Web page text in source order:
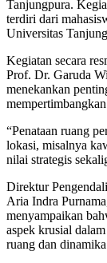
Tanjungpura.
terdiri dari
Universitas
Kegiatan secara
Prof. Dr. Garuda
menekankan
“Penataan ruang
lokasi, misalnya
nilai strategis
Direktur
Aria Indra
menyampaikan
aspek krusial
ruang dan